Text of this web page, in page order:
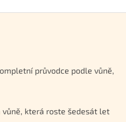
průvodce podle vůně,
vůně, která roste šedesát let